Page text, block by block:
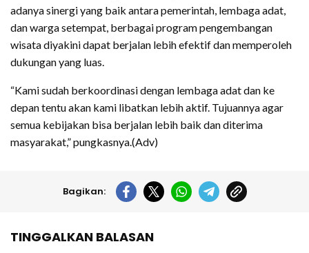
adanya sinergi yang baik antara pemerintah, lembaga adat,
dan warga setempat, berbagai program pengembangan
wisata diyakini dapat berjalan lebih efektif dan memperoleh
dukungan yang luas.
“Kami sudah berkoordinasi dengan lembaga adat dan ke
depan tentu akan kami libatkan lebih aktif. Tujuannya agar
semua kebijakan bisa berjalan lebih baik dan diterima
masyarakat,” pungkasnya.(Adv)
Bagikan:
TINGGALKAN BALASAN